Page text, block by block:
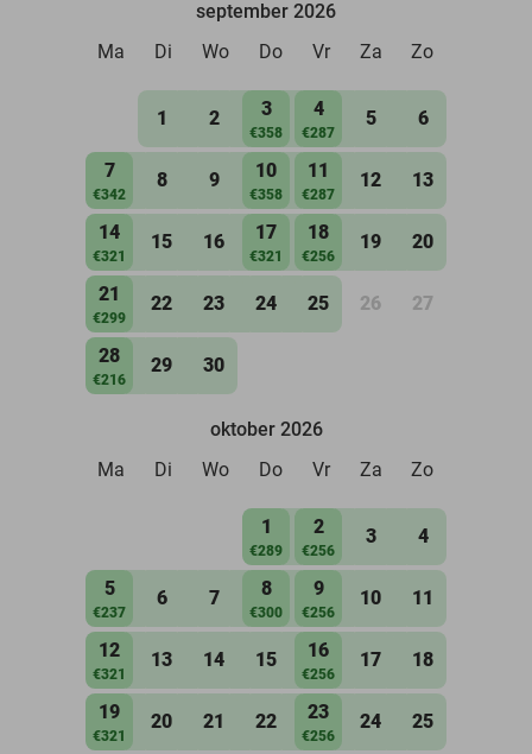
september 2026
Ma
Di Wo Do Vr Za Zo
1 2 3
€358
4
€287
5 6
7
€342
8 9 10
€358
11
€287
12 13
14
€321
15 16 17
€321
18
€256
19 20
21
€299
22 23 24 25 26 27
28
€216
29 30
oktober 2026
Ma
Di Wo Do Vr Za Zo
1
€289
2
€256
3 4
5
€237
6 7 8
€300
9
€256
10 11
12
€321
13 14 15 16
€256
17 18
19
€321
20 21 22 23
€256
24 25